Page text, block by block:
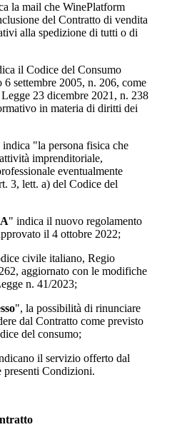
la mail che WinePlatform
del Contratto di vendita
alla spedizione di tutti o di
il Codice del Consumo
settembre 2005, n. 206, come
23 dicembre 2021, n. 238
in materia di diritti dei
indica "la persona fisica che
imprenditoriale,
eventualmente
3, lett. a) del Codice del
" indica il nuovo regolamento
il 4 ottobre 2022;
civile italiano, Regio
aggiornato con le modifiche
n. 41/2023;
", la possibilità di rinunciare
dal Contratto come previsto
del consumo;
il servizio offerto dal
presenti Condizioni.